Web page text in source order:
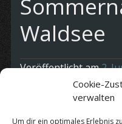
Cookie-
verwalten
Um dir ein optimales Erlebnis
Waldsee
Veröffentlicht am2.